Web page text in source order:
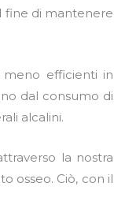
fine di mantenere
meno efficienti in
dal consumo di
alcalini.
la nostra
osseo. Ciò, con il